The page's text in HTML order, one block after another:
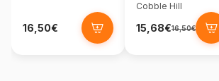
16,50€
Cobble Hill
15,68€16,50€